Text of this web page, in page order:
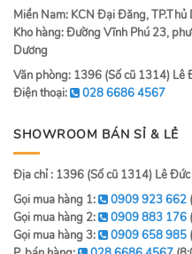
Miền Nam: KCN Đại Đăng, TP.Thủ
Kho hàng: Đường Vĩnh Phú 23,
Dương
Văn phòng: 1396 (Số cũ 1314) Lê
Điện thoại:
028 6686 4567
SHOWROOM BÁN SỈ & LẺ
Địa chỉ : 1396 (Số cũ 1314) Lê Đức
Gọi mua hàng 1:
0909 923 662
Gọi mua hàng 2:
0909 883 176
Gọi mua hàng 3:
0909 658 985